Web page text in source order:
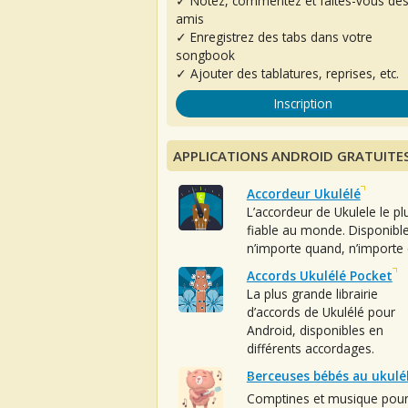
amis
✓ Enregistrez des tabs dans votre
songbook
✓ Ajouter des tablatures, reprises, etc.
Inscription
APPLICATIONS ANDROID
Accordeur Ukulélé
L’accordeur de Ukulele le
fiable au monde. Disponible
n’importe quand, n’importe
Accords Ukulélé Pocket
La plus grande librairie
d’accords de Ukulélé pour
Android, disponibles en
différents accordages.
Berceuses bébés au
Comptines et musique pour